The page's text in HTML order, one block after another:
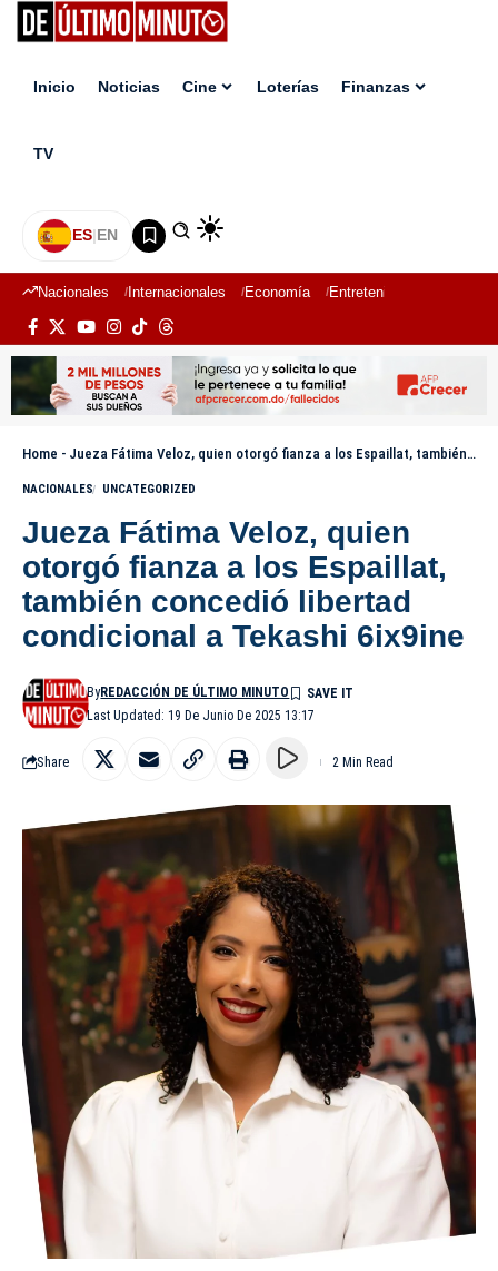
Inicio Noticias Cine Loterías Finanzas
TV
ES|EN
Nacionales Internacionales Economía Entretenimiento
Home - Jueza Fátima Veloz, quien otorgó fianza a los Espaillat, también concedió libertad condicional a Tekashi 6ix9ine
NACIONALES UNCATEGORIZED
Jueza Fátima Veloz, quien
otorgó fianza a los Espaillat,
también concedió libertad
condicional a Tekashi 6ix9ine
Last Updated: 19 De Junio De 2025 13:17
ByREDACCIÓN DE ÚLTIMO MINUTO
Share 2 Min Read